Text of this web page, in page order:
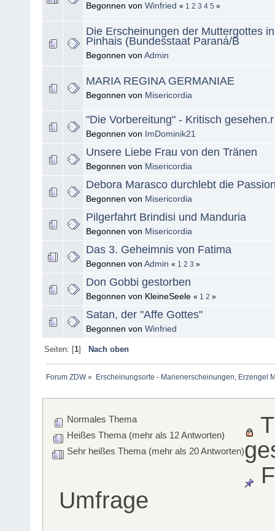
Begonnen von Winfried « 1 2 3 4 5 »
Die Erscheinungen der Muttergottes
Pinhais (Bundesstaat Paraná/B
Begonnen von Admin
MARIA REGINA GERMANIAE
Begonnen von Misericordia
"Die Vorbereitung" - Kritisch gesehen.r
Begonnen von ImDominik21
Unsere Liebe Frau von den Tränen
Begonnen von Misericordia
Debora Marasco durchlebt die
Begonnen von Misericordia
Pilgerfahrt Brindisi und Manduria
Begonnen von Misericordia
Das 3. Geheimnis von Fatima
Begonnen von Admin « 1 2 3 »
Don Gobbi gestorben
Begonnen von KleineSeele « 1 2 »
Satan, der "Affe Gottes"
Begonnen von Winfried
Seiten: [1] Nach oben
Forum ZDW» Erscheinungsorte - Marienerscheinungen, Erzengel
Normales Thema
Heißes Thema (mehr als 12 Antworten)
Sehr heißes Thema (mehr als 20 Antworten)
Umfrage